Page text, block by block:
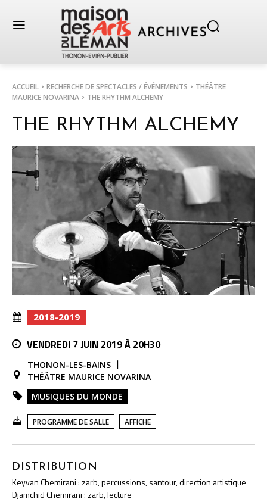
ACCUEIL RECHERCHE DE SPECTACLES / ÉVÉNEMENTS
THÉÂTRE
MAURICE NOVARINA
THE RHYTHM ALCHEMY
THE RHYTHM ALCHEMY
2018-2019
VENDREDI 7 JUIN 2019 À 20H30
THONON-LES-BAINS
THÉÂTRE MAURICE NOVARINA
MUSIQUES DU MONDE
PROGRAMME DE SALLE AFFICHE
DISTRIBUTION
Keyvan Chemirani : zarb, percussions, santour, direction artistique
Djamchid Chemirani : zarb, lecture